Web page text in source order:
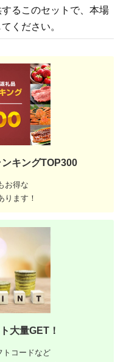
るこのセットで、本場
ください。
キングTOP300
お得な
ります！
大量GET！
トコードなど